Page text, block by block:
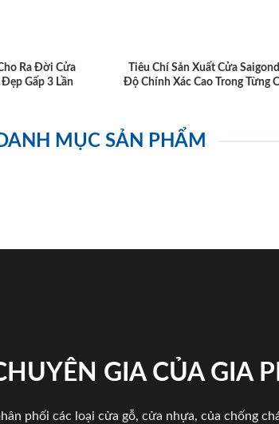
Ra Đời Cửa
Gấp 3 Lần
Tiêu Chí Sản Xuất Cửa
Độ Chính Xác Cao Trong Từng
MỤC SẢN PHẨM
GIA CỦA GIA
phối các loại cửa gỗ, cửa nhựa, của chống